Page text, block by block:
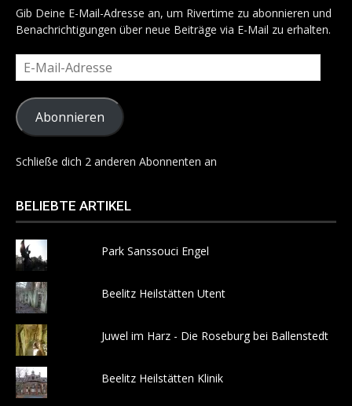
Gib Deine E-Mail-Adresse an, um Rivertime zu abonnieren und
Benachrichtigungen über neue Beiträge via E-Mail zu erhalten.
E-
Mail-
Adresse
Abonnieren
Schließe dich 2 anderen Abonnenten an
BELIEBTE ARTIKEL
Park Sanssouci Engel
Beelitz Heilstätten Utent
Juwel im Harz - Die Roseburg bei Ballenstedt
Beelitz Heilstätten Klinik